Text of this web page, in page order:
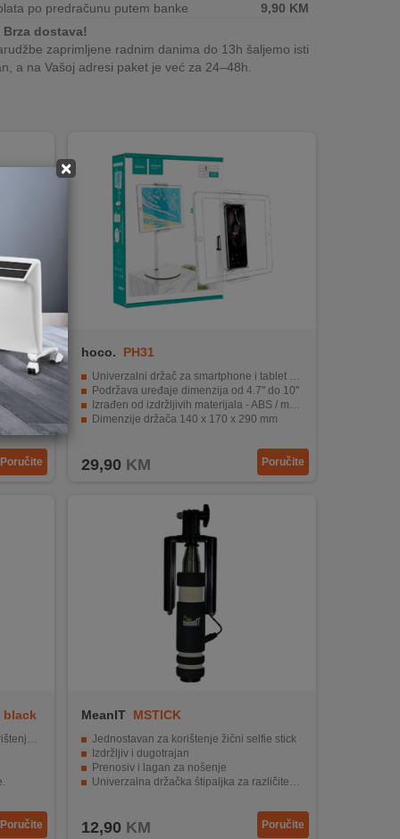
×
po predračunu putem banke
9,90 KM
Brza dostava!
zaprimljene radnim danima do 13h šaljemo isti
a na Vašoj adresi paket je već za 24–48h.
nivoa
6.5"
sati
Poručite
hoco. PH31
Univerzalni držač za smartphone i tablet uređaje
Podržava uređaje dimenzija od 4.7" do 10"
Izrađen od izdržljivih materijala - ABS / metal
Dimenzije držača 140 x 170 x 290 mm
29,90 KM Poručite
black
Poručite
MeanIT MSTICK
Jednostavan za korištenje žični selfie stick
Izdržljiv i dugotrajan
Prenosiv i lagan za nošenje
Univerzalna držačka štipaljka za različite modele
12,90 KM Poručite